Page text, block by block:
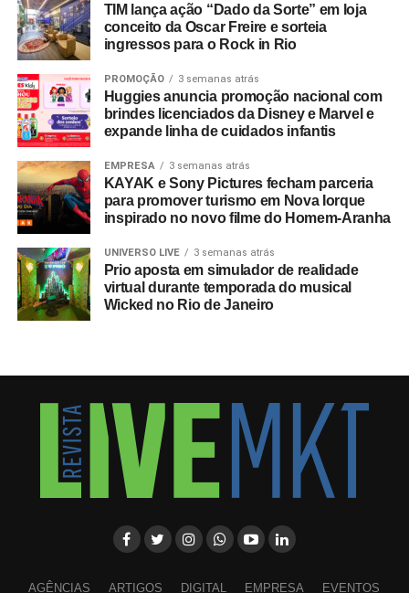
TIM lança ação “Dado da Sorte” em loja
conceito da Oscar Freire e sorteia
ingressos para o Rock in Rio
PROMOÇÃO 3 semanas atrás
Huggies anuncia promoção nacional com
brindes licenciados da Disney e Marvel e
expande linha de cuidados infantis
EMPRESA 3 semanas atrás
KAYAK e Sony Pictures fecham parceria
para promover turismo em Nova Iorque
inspirado no novo filme do Homem-Aranha
UNIVERSO LIVE 3 semanas atrás
Prio aposta em simulador de realidade
virtual durante temporada do musical
Wicked no Rio de Janeiro
AGÊNCIAS ARTIGOS DIGITAL EMPRESA EVENTOS